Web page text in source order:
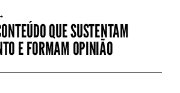
QUE SUSTENTAM
E FORMAM OPINIÃO